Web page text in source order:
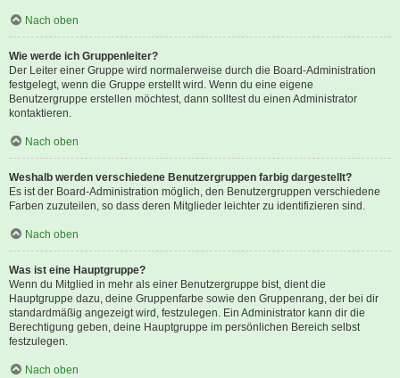
Nach oben
Wie werde ich Gruppenleiter?
Der Leiter einer Gruppe wird normalerweise durch die Board-Administration
festgelegt, wenn die Gruppe erstellt wird. Wenn du eine eigene
Benutzergruppe erstellen möchtest, dann solltest du einen Administrator
kontaktieren.
Nach oben
Weshalb werden verschiedene Benutzergruppen farbig dargestellt?
Es ist der Board-Administration möglich, den Benutzergruppen verschiedene
Farben zuzuteilen, so dass deren Mitglieder leichter zu identifizieren sind.
Nach oben
Was ist eine Hauptgruppe?
Wenn du Mitglied in mehr als einer Benutzergruppe bist, dient die
Hauptgruppe dazu, deine Gruppenfarbe sowie den Gruppenrang, der bei dir
standardmäßig angezeigt wird, festzulegen. Ein Administrator kann dir die
Berechtigung geben, deine Hauptgruppe im persönlichen Bereich selbst
festzulegen.
Nach oben